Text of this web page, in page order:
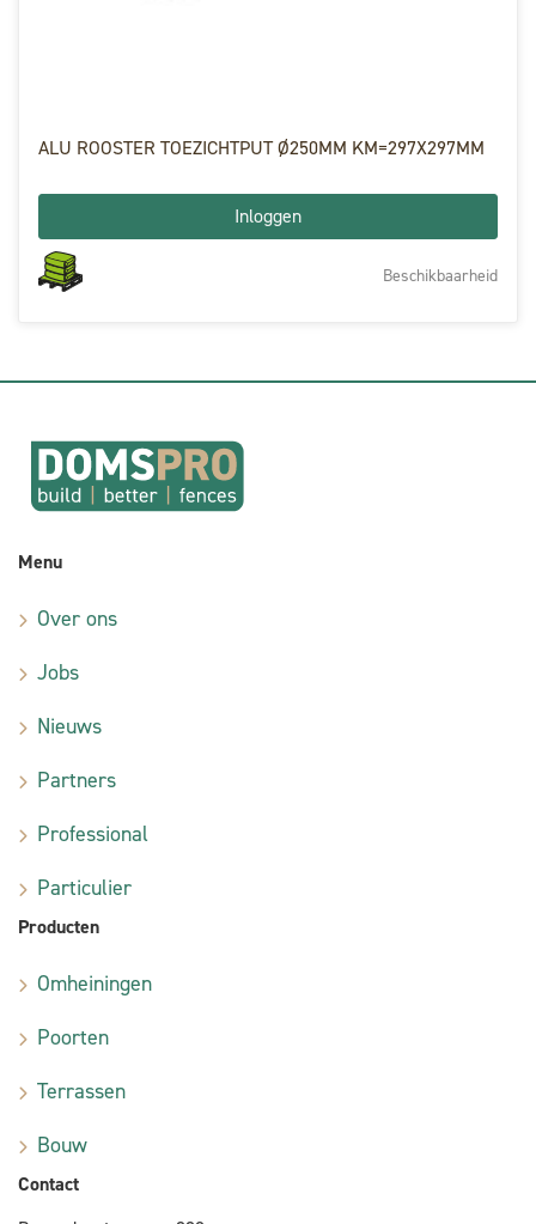
ALU ROOSTER TOEZICHTPUT Ø250MM KM=297X297MM
Inloggen
Beschikbaarheid
Menu
Over ons
Jobs
Nieuws
Partners
Professional
Particulier
Producten
Omheiningen
Poorten
Terrassen
Bouw
Contact